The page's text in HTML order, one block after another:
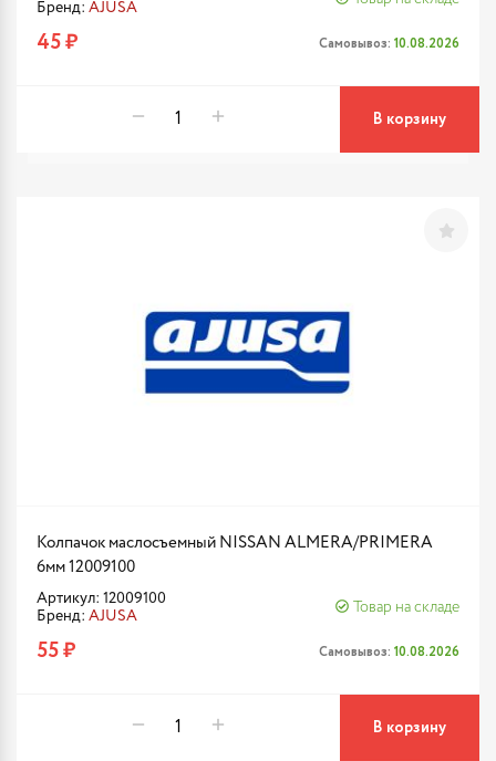
Бренд: AJUSA
45 ₽ Самовывоз: 10.08.2026
В корзину
Колпачок маслосъемный NISSAN ALMERA/PRIMERA
6мм 12009100
Артикул: 12009100
Бренд: AJUSA
Товар на складе
55 ₽ Самовывоз: 10.08.2026
В корзину